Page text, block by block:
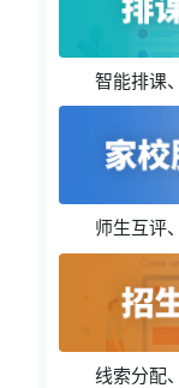
智能排课
师生互评
线索分配